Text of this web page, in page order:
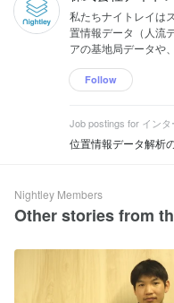
私たちナイトレイは
置情報データ（人流
アの基地局データや
Follow
Job postings for イン
位置情報データ解析
Nightley Members
Other stories from